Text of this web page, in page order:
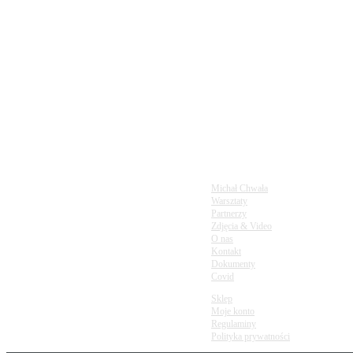
Michał Chwała
Warsztaty
Partnerzy
Zdjęcia & Video
O nas
Kontakt
Dokumenty
Covid
Sklep
Moje konto
Regulaminy
Polityka prywatności